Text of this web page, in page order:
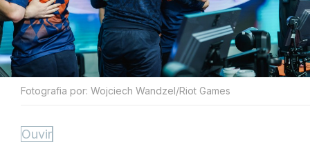
Fotografia por: Wojciech Wandzel/Riot Games
Ouvir